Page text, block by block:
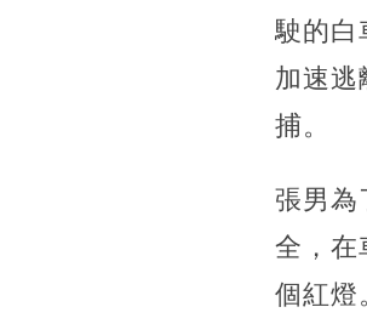
駛的白
加速逃
捕。
張男為
全，在
個紅燈